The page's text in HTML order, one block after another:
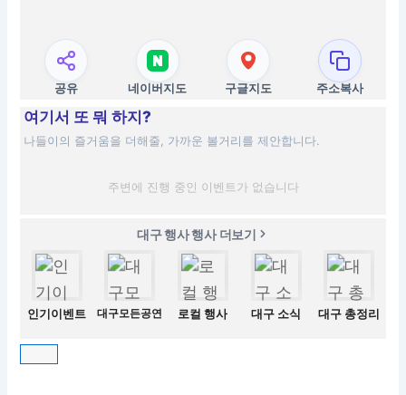
공유 네이버지도 구글지도 주소복사
여기서 또 뭐 하지?
나들이의 즐거움을 더해줄, 가까운 볼거리를 제안합니다.
주변에 진행 중인 이벤트가 없습니다
대구 행사 행사 더보기
인기이벤트 대구모든공연 로컬 행사 대구 소식 대구 총정리